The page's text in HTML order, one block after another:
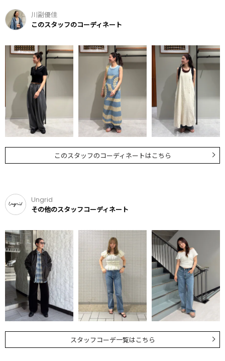
川副優佳
このスタッフのコーディネート
このスタッフのコーディネートはこちら
Ungrid
その他のスタッフコーディネート
スタッフコーデ一覧はこちら